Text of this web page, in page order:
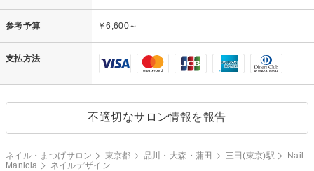
参考予算 ￥6,600～
支払方法
不適切なサロン情報を報告
ネイル・まつげサロン 東京都 品川・大森・蒲田 三田(東京)駅
Nail
Manicia
ネイルデザイン